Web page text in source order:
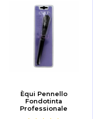
Èqui Pennello
Fondotinta
Professionale